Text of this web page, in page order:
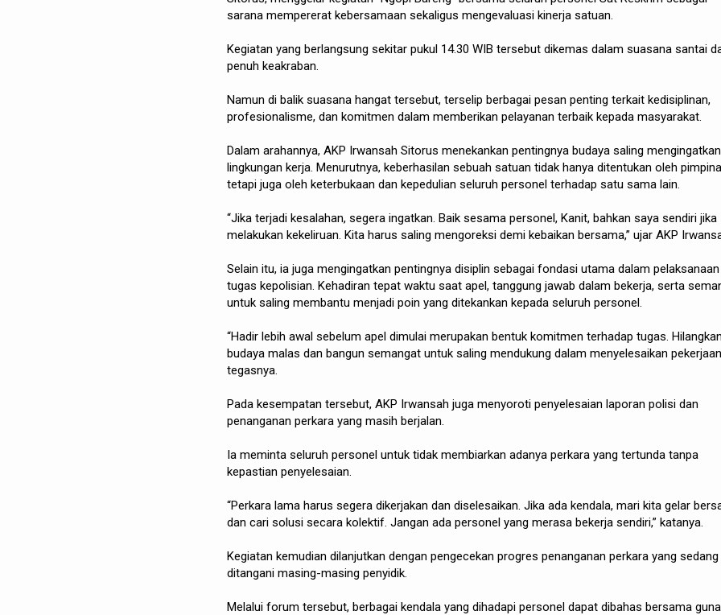
sarana mempererat kebersamaan sekaligus mengevaluasi kinerja satuan.
Kegiatan yang berlangsung sekitar pukul 14.30 WIB tersebut dikemas dalam suasana santai
penuh keakraban.
Namun di balik suasana hangat tersebut, terselip berbagai pesan penting terkait kedisiplinan,
profesionalisme, dan komitmen dalam memberikan pelayanan terbaik kepada masyarakat.
Dalam arahannya, AKP Irwansah Sitorus menekankan pentingnya budaya saling
lingkungan kerja. Menurutnya, keberhasilan sebuah satuan tidak hanya ditentukan oleh
tetapi juga oleh keterbukaan dan kepedulian seluruh personel terhadap satu sama lain.
“Jika terjadi kesalahan, segera ingatkan. Baik sesama personel, Kanit, bahkan saya sendiri jika
melakukan kekeliruan. Kita harus saling mengoreksi demi kebaikan bersama,” ujar AKP
Selain itu, ia juga mengingatkan pentingnya disiplin sebagai fondasi utama dalam pelaksanaan
tugas kepolisian. Kehadiran tepat waktu saat apel, tanggung jawab dalam bekerja, serta
untuk saling membantu menjadi poin yang ditekankan kepada seluruh personel.
“Hadir lebih awal sebelum apel dimulai merupakan bentuk komitmen terhadap tugas. Hilangkan
budaya malas dan bangun semangat untuk saling mendukung dalam menyelesaikan
tegasnya.
Pada kesempatan tersebut, AKP Irwansah juga menyoroti penyelesaian laporan polisi dan
penanganan perkara yang masih berjalan.
Ia meminta seluruh personel untuk tidak membiarkan adanya perkara yang tertunda tanpa
kepastian penyelesaian.
“Perkara lama harus segera dikerjakan dan diselesaikan. Jika ada kendala, mari kita gelar
dan cari solusi secara kolektif. Jangan ada personel yang merasa bekerja sendiri,” katanya.
Kegiatan kemudian dilanjutkan dengan pengecekan progres penanganan perkara yang sedang
ditangani masing-masing penyidik.
Melalui forum tersebut, berbagai kendala yang dihadapi personel dapat dibahas bersama guna